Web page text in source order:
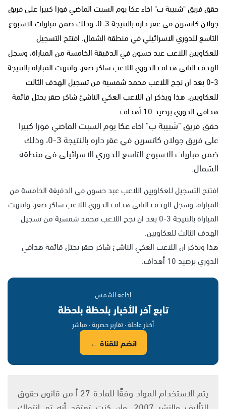
حقق فريق "شبيبة ب" اخاء عكا يوم السبت الماضي فوزا كبيرا على فريق
جولان كاتسرين في عقر داره بالنتيجة 3-0، وذلك ضمن مباريات الاسبوع
التاسع للدوري الاسرائيلي في منطقة الشمال. افتتح التسجيل
للعكاويين اللاعب عبد حسون في الدقيقة الخامسة من المباراة، وسجل
الهدف الثاني هداف الدوري اللاعب شاكر صقر، وانتهت المباراة بالنتيجة
3-0 بعد ان نجح اللاعب محمد شمسية من تسجيل الهدف الثالث
للعكاويين. هذا ويذكر ان اللاعب العكي الناشئ شاكر صقر يحتل قائمة
هدافي الدوري برصيد 10 أهداف.
حقق فريق "شبيبة ب" اخاء عكا يوم السبت الماضي فوزا كبيرا
على فريق جولان كاتسرين في عقر داره بالنتيجة 3-0، وذلك
ضمن مباريات الاسبوع التاسع للدوري الاسرائيلي في منطقة
الشمال.
افتتح التسجيل للعكاويين اللاعب عبد حسون في الدقيقة الخامسة من
المباراة، وسجل الهدف الثاني هداف الدوري اللاعب شاكر صقر، وانتهت
المباراة بالنتيجة 3-0 بعد ان نجح اللاعب محمد شمسية من تسجيل
الهدف الثالث للعكاويين.
هذا ويذكر ان اللاعب العكي الناشئ شاكر صقر يحتل قائمة هدافي
الدوري برصيد 10 أهداف.
إذاعة الشمس
تابع آخر الأخبار بلحظة بلحظة
أخبار عاجلة · تقارير حصرية · مباشر
انضم للقناة ←
يتم الاستخدام المواد وفقًا للمادة 27 أ من قانون حقوق